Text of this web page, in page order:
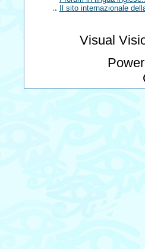
Il sito internazionale
Visual